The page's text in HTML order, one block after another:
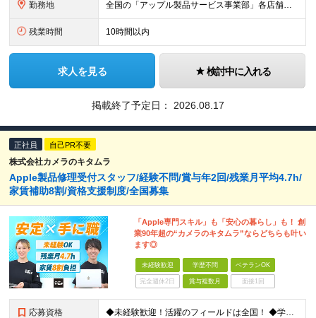
勤務地 全国の「アップル製品サービス事業部」各店舗となります ※アップル製品サービス単独店に配属の可能性もあります ※最初の配属先は希望を最大限考慮した上で決定します ▼詳しい勤務地住所は下記URLをご確認
残業時間 10時間以内
求人を見る 検討中に入れる
掲載終了予定日： 2026.08.17
正社員 自己PR不要
株式会社カメラのキタムラ
Apple製品修理受付スタッフ/経験不問/賞与年2回/残業月平均4.7h/
家賃補助8割/資格支援制度/全国募集
「Apple専門スキル」も「安心の暮らし」も！ 創
業90年超の“カメラのキタムラ”ならどちらも叶い
ます◎
未経験歓迎 学歴不問 ベテランOK
完全週休2日 賞与複数月 面接1回
応募資格 ◆未経験歓迎！活躍のフィールドは全国！ ◆学歴不問 ◆第二新卒も活躍中 ◆40歳以下の方（若年層の長期キャリア形成を図るため）